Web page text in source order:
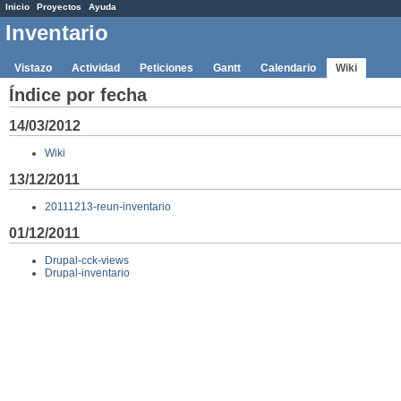
Inicio Proyectos Ayuda
Inventario
Vistazo Actividad Peticiones Gantt Calendario Wiki
Índice por fecha
14/03/2012
Wiki
13/12/2011
20111213-reun-inventario
01/12/2011
Drupal-cck-views
Drupal-inventario